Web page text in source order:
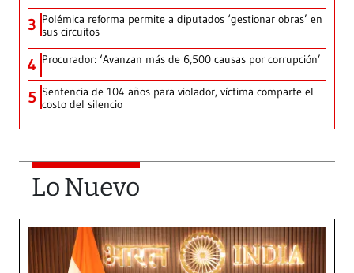
3 Polémica reforma permite a diputados ‘gestionar obras’ en
sus circuitos
4 Procurador: ‘Avanzan más de 6,500 causas por corrupción’
5 Sentencia de 104 años para violador, víctima comparte el
costo del silencio
Lo Nuevo